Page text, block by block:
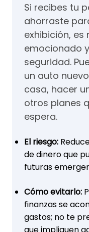
Si recibes tu
ahorraste
exhibición,
emocionado
seguridad.
un auto
casa, hacer
otros planes
espera.
El riesgo:
de dinero que
futuras
Cómo evitarlo:
finanzas se
gastos; no te
que impliquen